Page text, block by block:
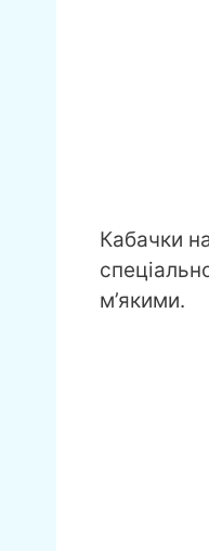
Кабачки
м’якими.